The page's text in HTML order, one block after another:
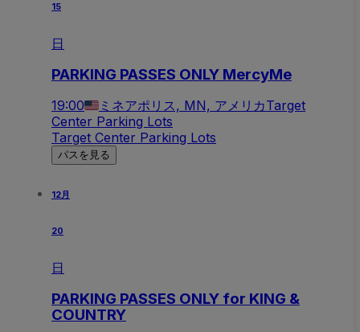
15
日
PARKING PASSES ONLY MercyMe
19:00 ミネアポリス, MN, アメリカTarget
Center Parking Lots
Target Center Parking Lots
パスを見る
12月
20
日
PARKING PASSES ONLY for KING &
COUNTRY